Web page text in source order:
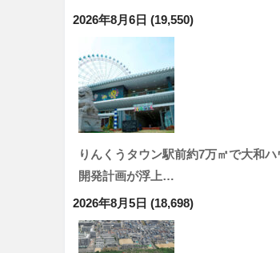
2026年8月6日 (19,550)
りんくうタウン駅前約7万㎡で大和
開発計画が浮上…
2026年8月5日 (18,698)